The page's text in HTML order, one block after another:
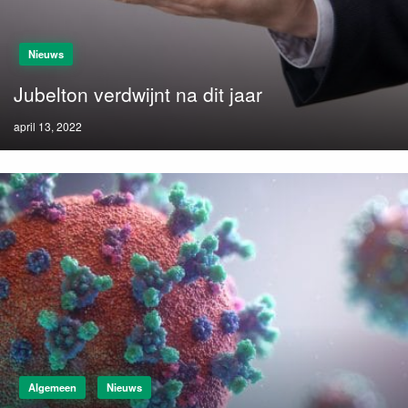
Nieuws
Jubelton verdwijnt na dit jaar
Posted
on
april 13, 2022
Algemeen Nieuws